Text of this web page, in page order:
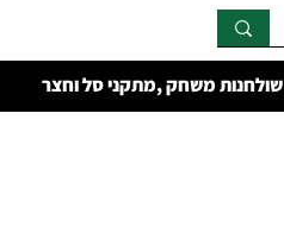
שולחנות משחק ,מתקני סל וחצר